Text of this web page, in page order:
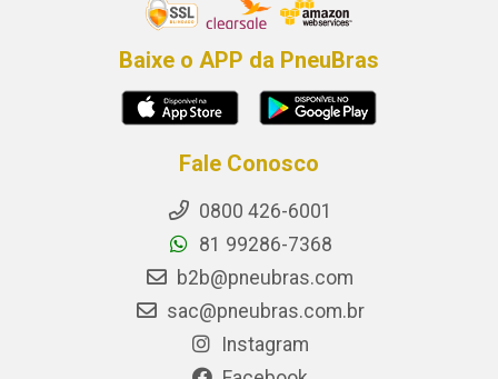
Baixe o APP da PneuBras
Fale Conosco
0800 426-6001
81 99286-7368
b2b@pneubras.com
sac@pneubras.com.br
Instagram